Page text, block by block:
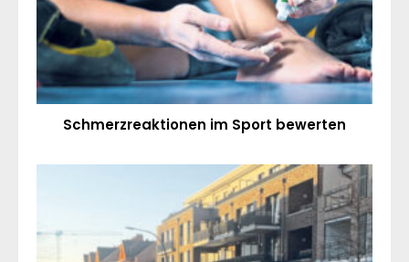
Schmerzreaktionen im Sport bewerten